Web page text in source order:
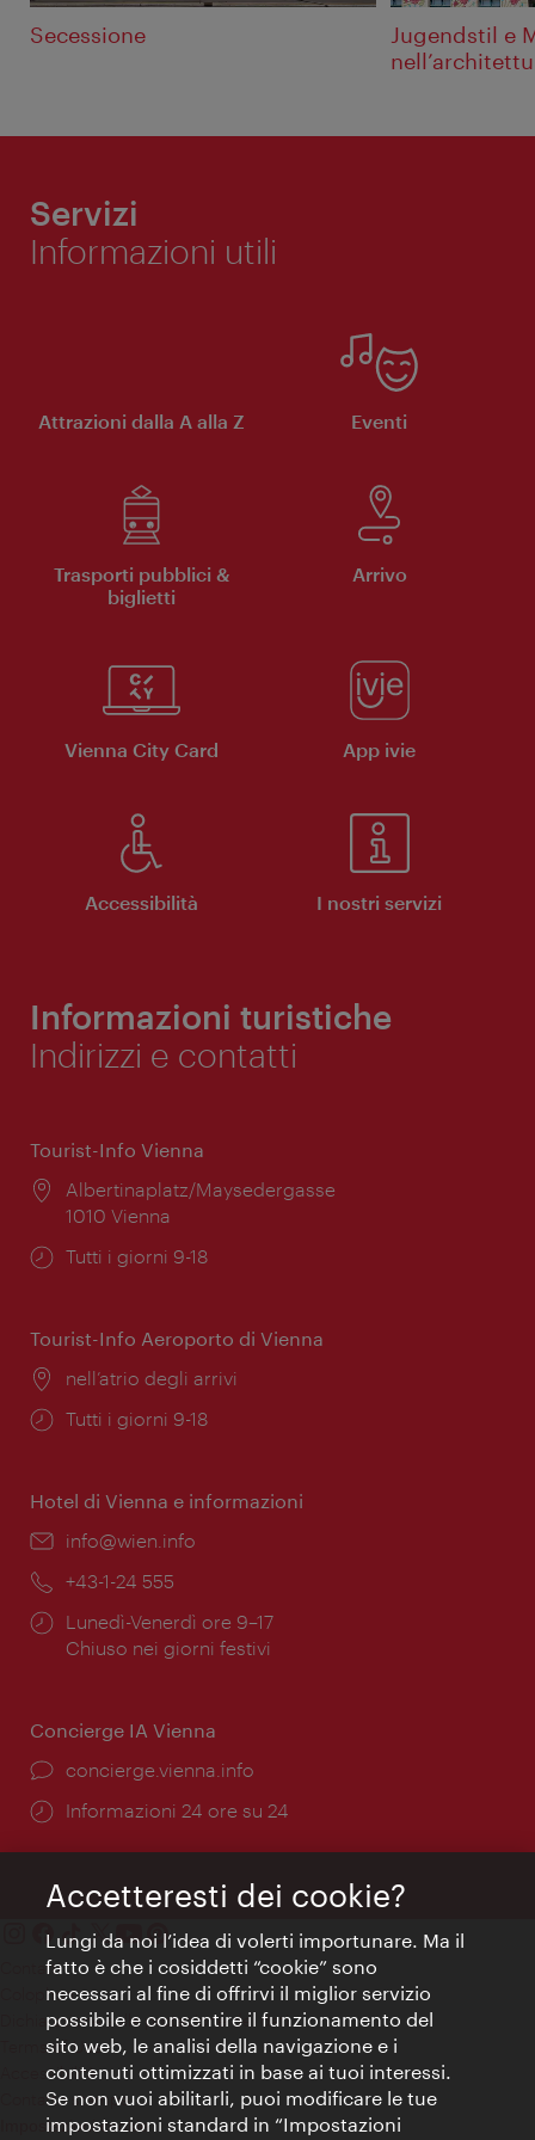
Secessione
Jugendstil e
Servizi
Informazioni utili
Attrazioni dalla A alla Z Eventi
Trasporti pubblici &
biglietti
Arrivo
Vienna City Card App ivie
Accessibilità I nostri servizi
Informazioni turistiche
Indirizzi e contatti
Tourist-Info Vienna
Posizione:
Albertinaplatz/Maysedergasse
1010 Vienna
Orari
Tutti i giorni 9-18
Tourist-Info Aeroporto di Vienna
Posizione:
nell’atrio degli arrivi
Orari
Tutti i giorni 9-18
Hotel di Vienna e informazioni
Email:
info@wien.info
Telefono:
+43-1-24 555
Orari
di
Lunedì-Venerdì ore 9–17
Chiuso nei giorni festivi
Concierge IA Vienna
Ort:
concierge.vienna.info
Öffnungszeiten:
Informazioni 24 ore su 24
Contatti
Colophon
Dichiarazione sulla protezione dei dati
Terms of Use
Accessibilità
Contatto stampa
Impostazioni cookie
Accetteresti dei cookie?
Lungi da noi l’idea di volerti importunare. Ma il
fatto è che i cosiddetti “cookie” sono
necessari al fine di offrirvi il miglior servizio
possibile e consentire il funzionamento del
sito web, le analisi della navigazione e i
contenuti ottimizzati in base ai tuoi interessi.
Se non vuoi abilitarli, puoi modificare le tue
impostazioni standard in “Impostazioni